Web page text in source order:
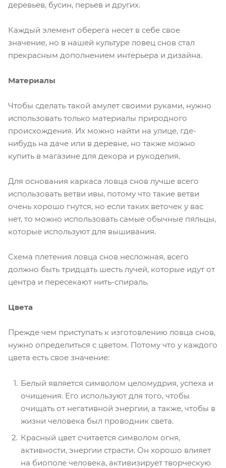
деревьев, бусин, перьев и других.
Каждый элемент оберега несет в себе свое
значение, но в нашей культуре ловец снов стал
прекрасным дополнением интерьера и дизайна.
Материалы
Чтобы сделать такой амулет своими руками, нужно
использовать только материалы природного
происхождения. Их можно найти на улице, где-
нибудь на даче или в деревне, но также можно
купить в магазине для декора и рукоделия.
Для основания каркаса ловца снов лучше всего
использовать ветви ивы, потому что такие ветви
очень хорошо гнутся, но если таких веточек у вас
нет, то можно использовать самые обычные пяльцы,
которые используют для вышивания.
Схема плетения ловца снов несложная, всего
должно быть тридцать шесть лучей, которые идут от
центра и пересекают нить-спираль.
Цвета
Прежде чем приступать к изготовлению ловца снов,
нужно определиться с цветом. Потому что у каждого
цвета есть свое значение:
Белый является символом целомудрия, успеха и
очищения. Его используют для того, чтобы
очищать от негативной энергии, а также, чтобы в
жизни человека был проводник света.
Красный цвет считается символом огня,
активности, энергии страсти. Он хорошо влияет
на биополе человека, активизирует творческую